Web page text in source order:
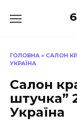
до
ГОЛОВНА » САЛОН
УКРАЇНА
Салон
штучка”
Україна